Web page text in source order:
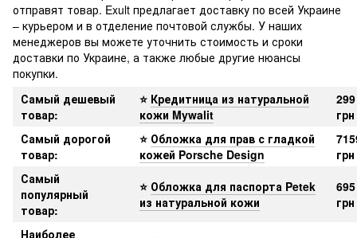
отправят товар. Exult предлагает доставку по всей Украине
– курьером и в отделение почтовой службы. У наших
менеджеров вы можете уточнить стоимость и сроки
доставки по Украине, а также любые другие нюансы
покупки.
Самый дешевый
товар:
⭐ Кредитница из натуральной
кожи Mywalit
299
грн
Самый дорогой
товар:
⭐ Обложка для прав с гладкой
кожей Porsche Design
грн
Самый
популярный
товар:
⭐ Обложка для паспорта Petek
из натуральной кожи
695
грн
Наиболее